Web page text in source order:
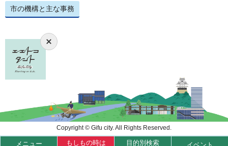
メニュー もしもの時は 目的別検索
市の機構と主な事務
Copyright © Gifu city. All Rights Reserved.